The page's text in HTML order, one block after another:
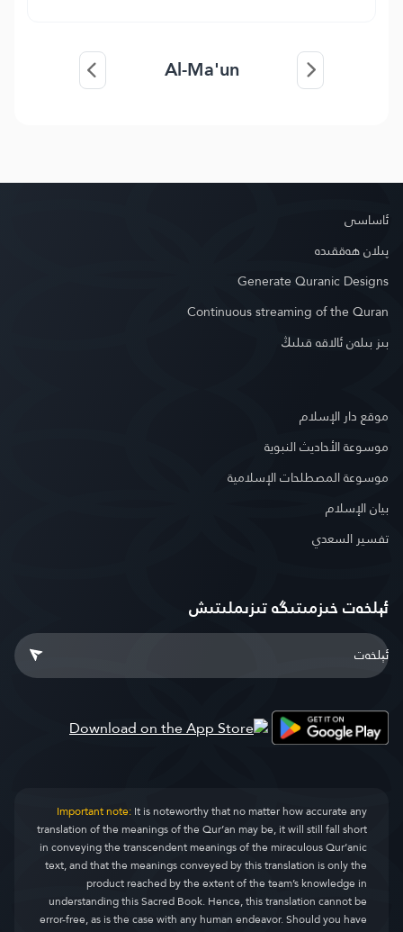
Al-Ma'un
ئاساسى
پىلان ھەققىدە
Generate Quranic Designs
Continuous streaming of the Quran
بىز بىلەن ئالاقە قىلىڭ
موقع دار الإسلام
موسوعة الأحاديث النبوية
موسوعة المصطلحات الإسلامية
بيان الإسلام
تفسير السعدي
ئېلخەت خىزمىتىگە تىزىملىتىش
Important note:It is noteworthy that no matter how accurate any
translation of the meanings of the Qur’an may be, it will still fall short
in conveying the transcendent meanings of the miraculous Qur’anic
text, and that the meanings conveyed by this translation is only the
product reached by the extent of the team’s knowledge in
understanding this Sacred Book. Hence, this translation cannot be
error-free, as is the case with any human endeavor. Should you have